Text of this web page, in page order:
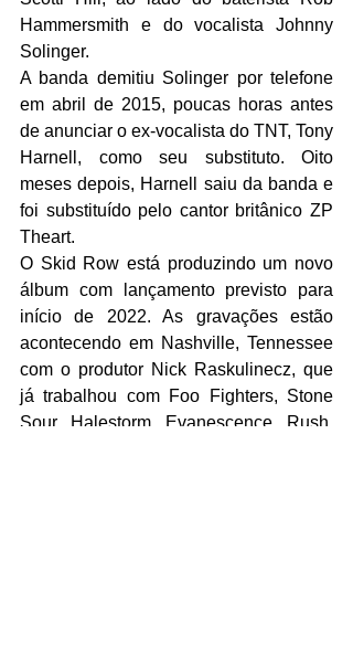
Hammersmith e do vocalista Johnny
Solinger.
A banda demitiu Solinger por telefone
em abril de 2015, poucas horas antes
de anunciar o ex-vocalista do TNT, Tony
Harnell, como seu substituto. Oito
meses depois, Harnell saiu da banda e
foi substituído pelo cantor britânico ZP
Theart.
O Skid Row está produzindo um novo
álbum com lançamento previsto para
início de 2022. As gravações estão
acontecendo em Nashville, Tennessee
com o produtor Nick Raskulinecz, que
já trabalhou com Foo Fighters, Stone
Sour, Halestorm, Evanescence, Rush,